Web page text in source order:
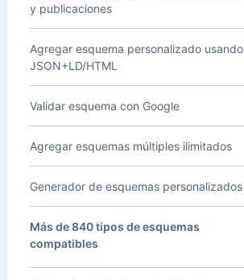
y publicaciones
Agregar esquema personalizado usando
JSON+LD/HTML
Validar esquema con Google
Agregar esquemas múltiples ilimitados
Generador de esquemas personalizados
Más de 840 tipos de esquemas
compatibles